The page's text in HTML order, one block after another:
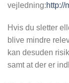
vejledning:http://
Hvis du sletter
blive mindre
kan desuden
samt at der er